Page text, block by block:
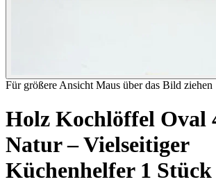
Für größere Ansicht Maus über das Bild ziehen
Holz Kochlöffel Oval
Natur – Vielseitiger
Küchenhelfer 1 Stück